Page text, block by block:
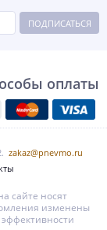
ПОДПИСАТЬСЯ
оплаты
zakaz@pnevmo.ru
сайте носят
изменены